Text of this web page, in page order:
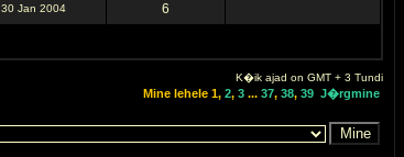
30 Jan 2004 6
K�ik ajad on GMT + 3 Tundi
Mine lehele 1, 2, 3 ... 37, 38, 39 J�rgmine